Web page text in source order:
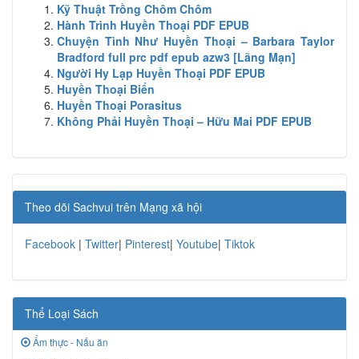
Kỹ Thuật Trồng Chôm Chôm
Hành Trình Huyền Thoại PDF EPUB
Chuyện Tình Như Huyền Thoại – Barbara Taylor
Bradford full prc pdf epub azw3 [Lãng Mạn]
Người Hy Lạp Huyền Thoại PDF EPUB
Huyền Thoại Biển
Huyền Thoại Porasitus
Không Phải Huyền Thoại – Hữu Mai PDF EPUB
Theo dõi Sachvui trên Mạng xã hội
Facebook | Twitter| Pinterest| Youtube| Tiktok
Thể Loại Sách
Ẩm thực - Nấu ăn